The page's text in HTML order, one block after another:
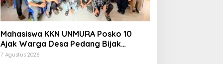
Mahasiswa KKN UNMURA Posko 10
Ajak Warga Desa Pedang Bijak
Bermedia Digital
7 Agustus 2026